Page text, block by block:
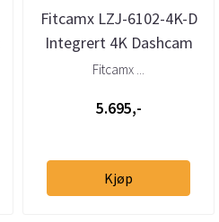
Fitcamx LZJ-6102-4K-D
Integrert 4K Dashcam
(foran + bak) BMW
Fitcamx ...
5.695,-
Kjøp